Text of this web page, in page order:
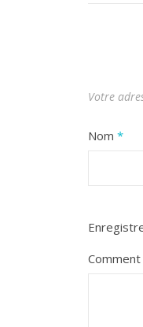
Votre
Nom *
Comment